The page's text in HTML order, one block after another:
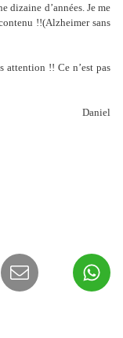
dizaine d’années. Je me
!!(Alzheimer sans
!! Ce n’est pas
Daniel